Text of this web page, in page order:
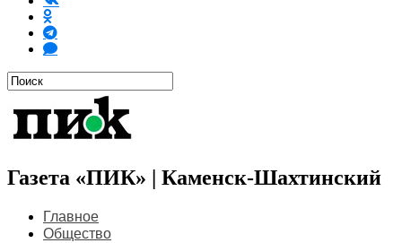
Газета «ПИК» | Каменск-Шахтинский
Главное
Общество